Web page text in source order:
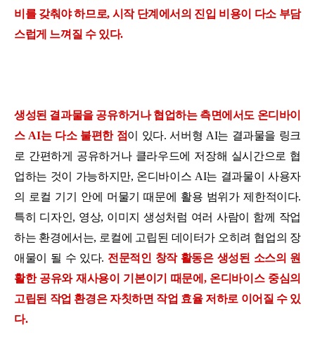
비를 갖춰야 하므로, 시작 단계에서의 진입 비용이 다소 부담
스럽게 느껴질 수 있다.
생성된 결과물을 공유하거나 협업하는 측면에서도 온디바이
스 AI는 다소 불편한 점이 있다. 서버형 AI는 결과물을 링크
로 간편하게 공유하거나 클라우드에 저장해 실시간으로 협
업하는 것이 가능하지만, 온디바이스 AI는 결과물이 사용자
의 로컬 기기 안에 머물기 때문에 활용 범위가 제한적이다.
특히 디자인, 영상, 이미지 생성처럼 여러 사람이 함께 작업
하는 환경에서는, 로컬에 고립된 데이터가 오히려 협업의 장
애물이 될 수 있다. 전문적인 창작 활동은 생성된 소스의 원
활한 공유와 재사용이 기본이기 때문에, 온디바이스 중심의
고립된 작업 환경은 자칫하면 작업 효율 저하로 이어질 수 있
다.